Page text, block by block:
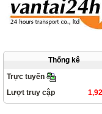
Thống kê
Trực tuyến
Lượt truy cập